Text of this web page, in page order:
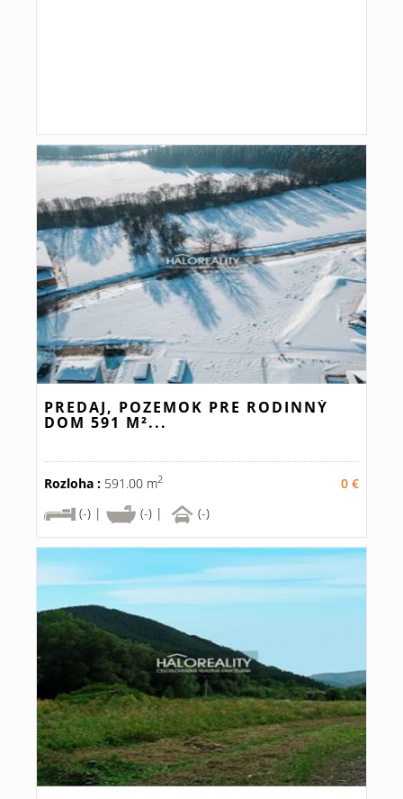
PREDAJ, POZEMOK PRE RODINNÝ
DOM 591 M²...
Rozloha : 591.00 m2
0 €
(-) |
(-) | (-)